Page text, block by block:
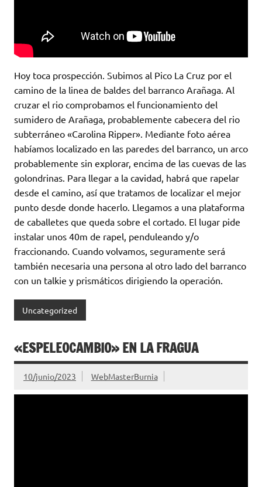
Hoy toca prospección. Subimos al Pico La Cruz por el
camino de la linea de baldes del barranco Arañaga. Al
cruzar el rio comprobamos el funcionamiento del
sumidero de Arañaga, probablemente cabecera del rio
subterráneo «Carolina Ripper». Mediante foto aérea
habíamos localizado en las paredes del barranco, un arco
probablemente sin explorar, encima de las cuevas de las
golondrinas. Para llegar a la cavidad, habrá que rapelar
desde el camino, así que tratamos de localizar el mejor
punto desde donde hacerlo. Llegamos a una plataforma
de caballetes que queda sobre el cortado. El lugar pide
instalar unos 40m de rapel, penduleando y/o
fraccionando. Cuando volvamos, seguramente será
también necesaria una persona al otro lado del barranco
con un talkie y prismáticos dirigiendo la operación.
Uncategorized
«ESPELEOCAMBIO» EN LA FRAGUA
10/junio/2023 WebMasterBurnia